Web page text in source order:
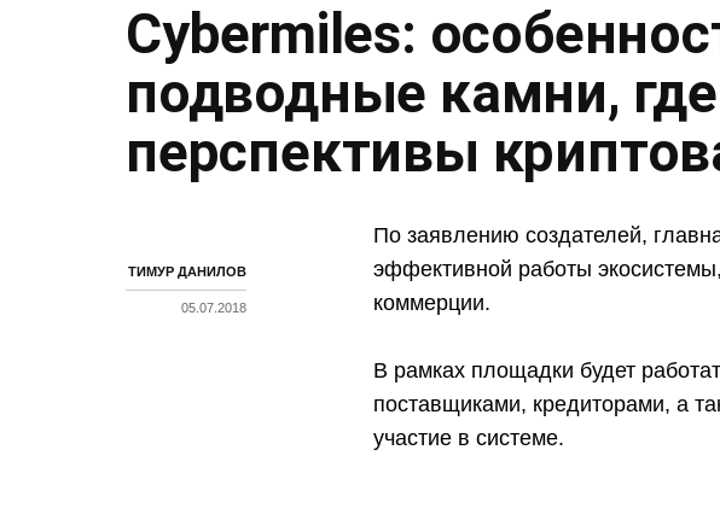
Cybermiles:
подводные камни,
перспективы
ТИМУР ДАНИЛОВ
05.07.2018
По заявлению создателей,
эффективной работы
коммерции.
В рамках площадки будет
поставщиками, кредиторами, а
участие в системе.